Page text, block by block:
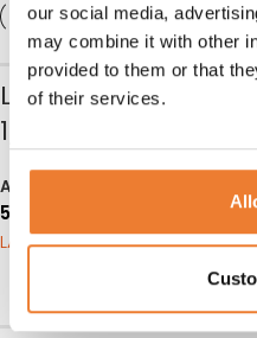
our social media,
may combine it with other
provided to them or that
of their services.
Lock till kantin GN
1/1
Art nr.
55
LÄGG TILL I VARUKORG